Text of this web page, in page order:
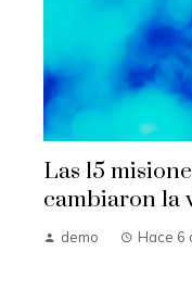
Las 15
cambiaron la
demo Hace 6